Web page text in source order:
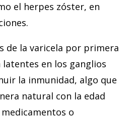
el herpes zóster, en
de la varicela por primera
latentes en los ganglios
la inmunidad, algo que
natural con la edad
o